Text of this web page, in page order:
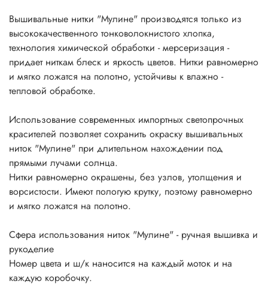
Вышивальные нитки "Мулине" производятся только из
высококачественного тонковолокнистого хлопка,
технология химической обработки - мерсеризация -
придает ниткам блеск и яркость цветов. Нитки равномерно
и мягко ложатся на полотно, устойчивы к влажно -
тепловой обработке.
Использование современных импортных светопрочных
красителей позволяет сохранить окраску вышивальных
ниток "Мулине" при длительном нахождении под
прямыми лучами солнца.
Нитки равномерно окрашены, без узлов, утолщения и
ворсистости. Имеют пологую крутку, поэтому равномерно
и мягко ложатся на полотно.
Сфера использования ниток "Мулине" - ручная вышивка и
рукоделие
Номер цвета и ш/к наносится на каждый моток и на
каждую коробочку.